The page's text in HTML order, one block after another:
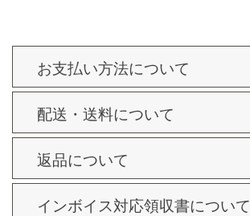
お支払い方法について
配送・送料について
返品について
インボイス対応領収書について